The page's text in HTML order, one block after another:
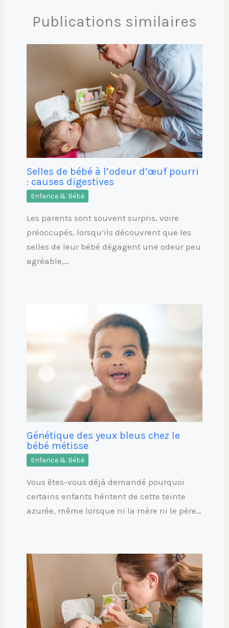
Publications similaires
Selles de bébé à l’odeur d’œuf pourri
: causes digestives
Enfance & Bébé
Les parents sont souvent surpris, voire
préoccupés, lorsqu’ils découvrent que les
selles de leur bébé dégagent une odeur peu
agréable,…
Génétique des yeux bleus chez le
bébé métisse
Enfance & Bébé
Vous êtes-vous déjà demandé pourquoi
certains enfants héritent de cette teinte
azurée, même lorsque ni la mère ni le père…